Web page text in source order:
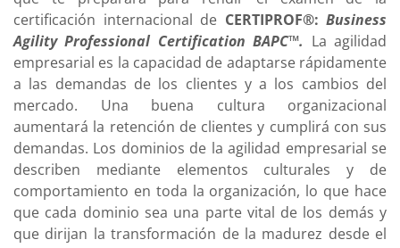
certificación internacional de CERTIPROF®: Business
Agility Professional Certification BAPC™. La agilidad
empresarial es la capacidad de adaptarse rápidamente
a las demandas de los clientes y a los cambios del
mercado. Una buena cultura organizacional
aumentará la retención de clientes y cumplirá con sus
demandas. Los dominios de la agilidad empresarial se
describen mediante elementos culturales y de
comportamiento en toda la organización, lo que hace
que cada dominio sea una parte vital de los demás y
que dirijan la transformación de la madurez desde el